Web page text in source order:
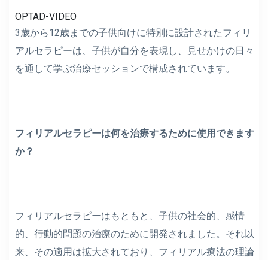
OPTAD-VIDEO
3歳から12歳までの子供向けに特別に設計されたフィリ
アルセラピーは、子供が自分を表現し、見せかけの日々
を通して学ぶ治療セッションで構成されています。
フィリアルセラピーは何を治療するために使用できます
か？
フィリアルセラピーはもともと、子供の社会的、感情
的、行動的問題の治療のために開発されました。それ以
来、その適用は拡大されており、フィリアル療法の理論